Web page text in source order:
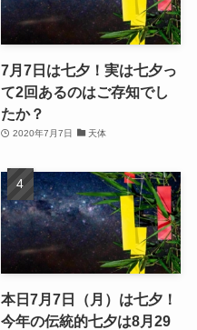
7月7日は七夕！実は七夕っ
て2回あるのはご存知でし
たか？
2020年7月7日 天体
本日7月7日（月）は七夕！
今年の伝統的七夕は8月29